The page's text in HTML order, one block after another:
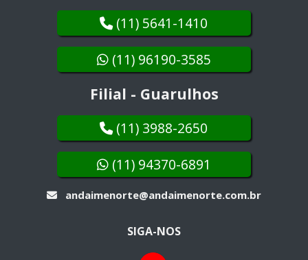
(11) 5641-1410
(11) 96190-3585
Filial - Guarulhos
(11) 3988-2650
(11) 94370-6891
andaimenorte@andaimenorte.com.br
SIGA-NOS